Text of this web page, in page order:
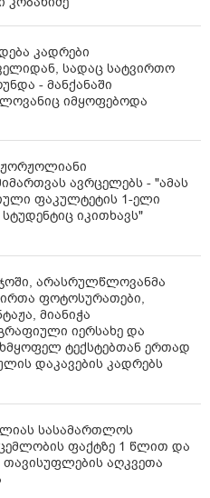
კადრები
სადაც სატვირთო
- მანქანაში
იმყოფებოდა
ჟორჟოლიანი
ავრცელებს - "ამას
ფაკულტეტის 1-ელი
იკითხავს"
არასრულწლოვანმა
ფოტოსურათები,
მიანიჭა
იერსახე და
ტექსტებთან ერთად
დაკავების კადრებს
სასამართლოს
ფაქტზე 1 წლით და
აღკვეთა